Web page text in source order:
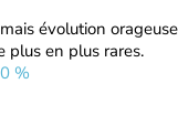
évolution
plus en plus rares.
%